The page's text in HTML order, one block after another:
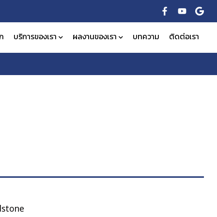
บริการของเรา ผลงานของเรา บทความ ติดต่อเรา